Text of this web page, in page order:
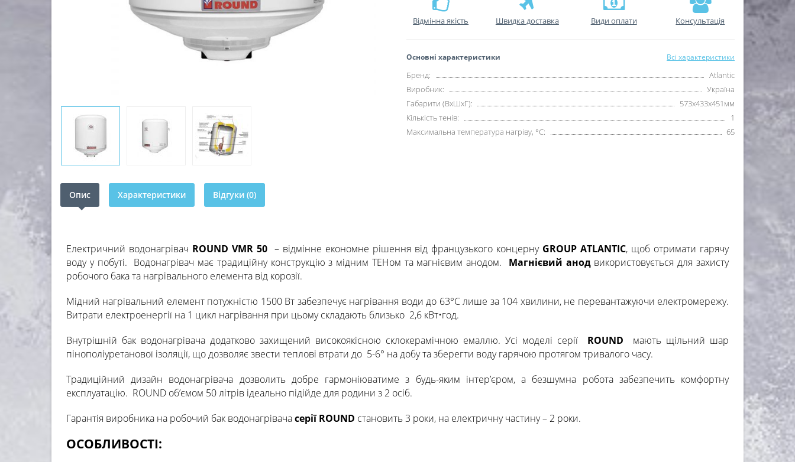
Відмінна якість Швидка доставка Види оплати Консультація
Основні характеристики Всі характеристики
Бренд:
Atlantic
Виробник:
Україна
Габарити (ВхШхГ):
573x433x451мм
Кількість тенів:
1
Максимальна температура нагріву, °С:
65
Опис Характеристики Відгуки (0)
Електричний водонагрівач ROUND VMR 50 – відмінне економне рішення від французького концерну GROUP ATLANTIC, щоб отримати гарячу
воду у побуті. Водонагрівач має традиційну конструкцію з мідним ТЕНом та магнієвим анодом. Магнієвий анодвикористовується для захисту
робочого бака та нагрівального елемента від корозії.
Мідний нагрівальний елемент потужністю 1500 Вт забезпечує нагрівання води до 63°C лише за 104 хвилини, не перевантажуючи електромережу.
Витрати електроенергії на 1 цикл нагрівання при цьому складають близько 2,6 кВт•год.
Внутрішній бак водонагрівача додатково захищений високоякісною склокерамічною емаллю. Усі моделі серії ROUND мають щільний шар
пінополіуретанової ізоляції, що дозволяє звести теплові втрати до 5-6° на добу та зберегти воду гарячою протягом тривалого часу.
Традиційний дизайн водонагрівача дозволить добре гармоніюватиме з будь-яким інтер’єром, а безшумна робота забезпечить комфортну
експлуатацію. ROUND об’ємом 50 літрів ідеально підійде для родини з 2 осіб.
Гарантія виробника на робочий бак водонагрівачасерії ROUND становить 3 роки, на електричну частину – 2 роки.
ОСОБЛИВОСТІ: